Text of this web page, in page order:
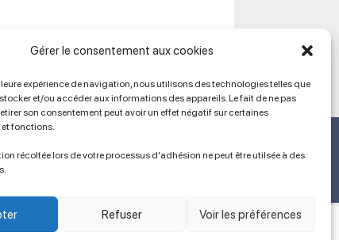
Gérer le consentement aux cookies
expérience de navigation, nous utilisons des technologies telles que
et/ou accéder aux informations des appareils. Le fait de ne pas
son consentement peut avoir un effet négatif sur certaines
fonctions.
récoltée lors de votre processus d'adhésion ne peut être utilsée à des
Refuser Voir les préférences
Ancien site
lien vers SPIP